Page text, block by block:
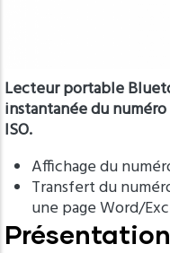
Lecteur portable
instantanée du
ISO.
Affichage du
Transfert du
une page Word/
Présentation